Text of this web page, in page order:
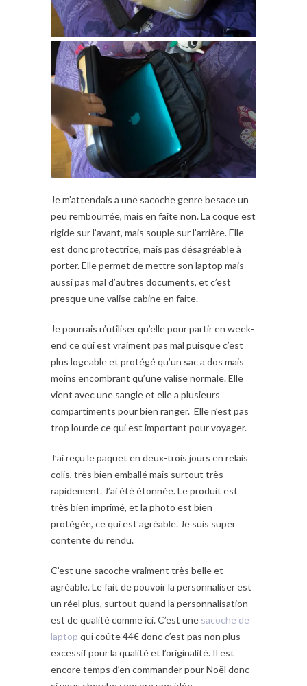
Je m’attendais a une sacoche genre besace un
peu rembourrée, mais en faite non. La coque est
rigide sur l’avant, mais souple sur l’arrière. Elle
est donc protectrice, mais pas désagréable à
porter. Elle permet de mettre son laptop mais
aussi pas mal d’autres documents, et c’est
presque une valise cabine en faite.
Je pourrais n’utiliser qu’elle pour partir en week-
end ce qui est vraiment pas mal puisque c’est
plus logeable et protégé qu’un sac a dos mais
moins encombrant qu’une valise normale. Elle
vient avec une sangle et elle a plusieurs
compartiments pour bien ranger. Elle n’est pas
trop lourde ce qui est important pour voyager.
J’ai reçu le paquet en deux-trois jours en relais
colis, très bien emballé mais surtout très
rapidement. J’ai été étonnée. Le produit est
très bien imprimé, et la photo est bien
protégée, ce qui est agréable. Je suis super
contente du rendu.
C’est une sacoche vraiment très belle et
agréable. Le fait de pouvoir la personnaliser est
un réel plus, surtout quand la personnalisation
est de qualité comme ici. C’est une sacoche de
laptop qui coûte 44€ donc c’est pas non plus
excessif pour la qualité et l’originalité. Il est
encore temps d’en commander pour Noël donc